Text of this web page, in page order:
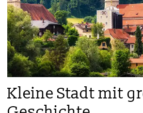
Kleine Stadt mit